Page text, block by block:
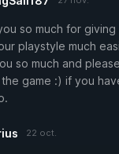
so much for giving
playstyle much
so much and
game :) if you
22 oct.